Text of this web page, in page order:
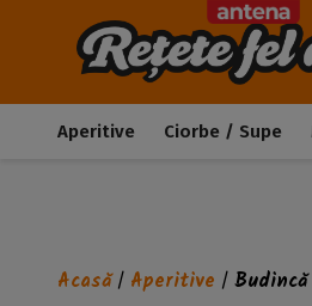
Aperitive Ciorbe / Supe
Acasă/ Aperitive /